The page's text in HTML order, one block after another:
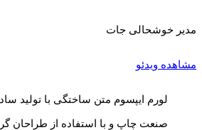
مدیر خوشحالی جات
مشاهده ویدئو
لورم ایپسوم متن ساختگی با تولید
صنعت چاپ و با استفاده از طراحان